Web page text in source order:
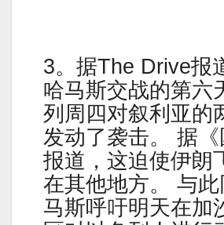
3。据The Drive报
哈马斯交战的第六
列周四对叙利亚的
发动了袭击。 据《
报道，这迫使伊朗
在其他地方。 与
马斯呼吁明天在加